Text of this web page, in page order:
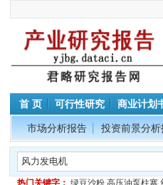
首 页 可行性研究 商业计划
市场分析报告 投资前景分析
热门关键字： 绿豆沙粉 高压油泵柱塞